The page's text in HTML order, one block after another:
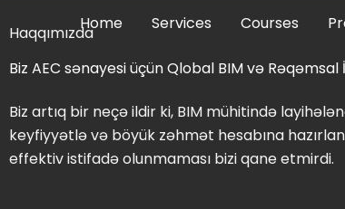
Home Services Courses
Haqqımızda
Biz AEC sənayesi üçün Qlobal BIM və
Biz artıq bir neçə ildir ki, BIM mühitində
keyfiyyətlə və böyük zəhmət hesabına
effektiv istifadə olunmaması bizi qane etmirdi.